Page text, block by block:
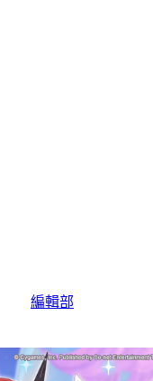
編輯部